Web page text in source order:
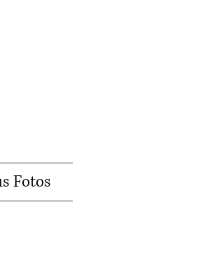
Fotos